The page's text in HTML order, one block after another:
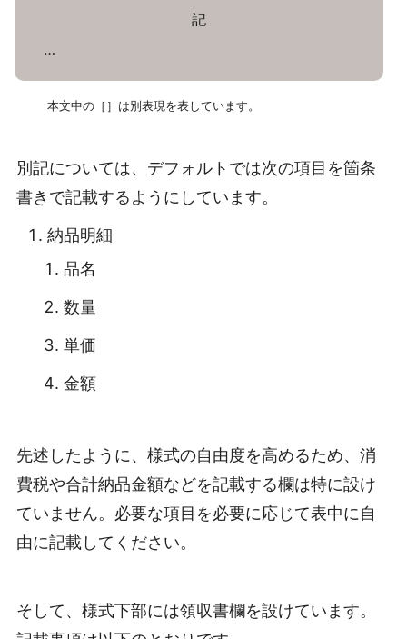
記
…
本文中の［］は別表現を表しています。
別記については、デフォルトでは次の項目を箇条
書きで記載するようにしています。
納品明細
品名
数量
単価
金額
先述したように、様式の自由度を高めるため、消
費税や合計納品金額などを記載する欄は特に設け
ていません。必要な項目を必要に応じて表中に自
由に記載してください。
そして、様式下部には領収書欄を設けています。